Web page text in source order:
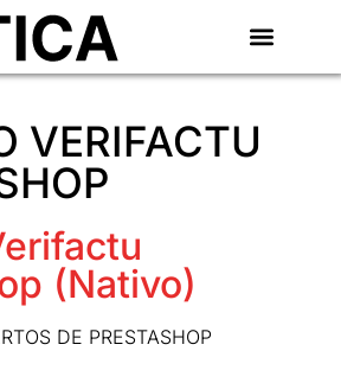
VERIFACTU
(Nativo)
DE PRESTASHOP